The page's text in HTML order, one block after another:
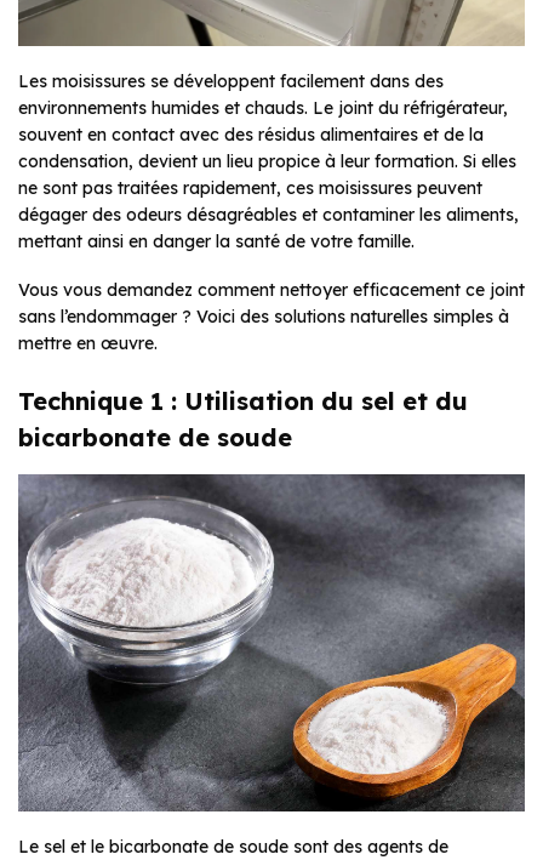
Les moisissures se développent facilement dans des
environnements humides et chauds. Le joint du réfrigérateur,
souvent en contact avec des résidus alimentaires et de la
condensation, devient un lieu propice à leur formation. Si elles
ne sont pas traitées rapidement, ces moisissures peuvent
dégager des odeurs désagréables et contaminer les aliments,
mettant ainsi en danger la santé de votre famille.
Vous vous demandez comment nettoyer efficacement ce joint
sans l’endommager ? Voici des solutions naturelles simples à
mettre en œuvre.
Technique 1 : Utilisation du sel et du
bicarbonate de soude
Le sel et le bicarbonate de soude sont des agents de